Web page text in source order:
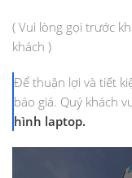
( Vui lòng gọi trước
khách )
Để thuận lợi và tiết
báo giá. Quý khách
hình laptop.